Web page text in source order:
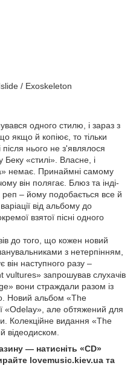
/ Exoskeleton
одного стилю, і зараз з
якщо й копіює, то тільки
нього не з'являлося
Беку «стилі». Власне, і
немає. Принаймні самому
він полягає. Блюз та інді-
реп – йому подобається все й
від альбому до
взятої пісні одного
до того, що кожен новий
з нетерпінням,
він наступного разу –
запрошував слухачів
вони страждали разом із
Новий альбом «The
«Odelay», але обтяжений для
Колекційне видання «The
відеодиском.
— натисніть «CD»
lovemusic.kiev.ua та